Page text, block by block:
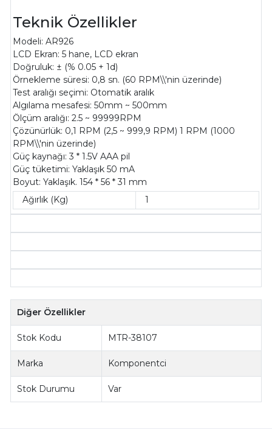
Teknik Özellikler
Modeli: AR926
LCD Ekran: 5 hane, LCD ekran
Doğruluk: ± (% 0.05 + 1d)
Örnekleme süresi: 0,8 sn. (60 RPM\\'nin üzerinde)
Test aralığı seçimi: Otomatik aralık
Algılama mesafesi: 50mm ~ 500mm
Ölçüm aralığı: 2.5 ~ 99999RPM
Çözünürlük: 0,1 RPM (2,5 ~ 999,9 RPM) 1 RPM (1000
RPM\\'nin üzerinde)
Güç kaynağı: 3 * 1.5V AAA pil
Güç tüketimi: Yaklaşık 50 mA
Boyut: Yaklaşık. 154 * 56 * 31 mm
Ağırlık (Kg)
1
Diğer Özellikler
Stok Kodu MTR-38107
Marka Komponentci
Stok Durumu Var